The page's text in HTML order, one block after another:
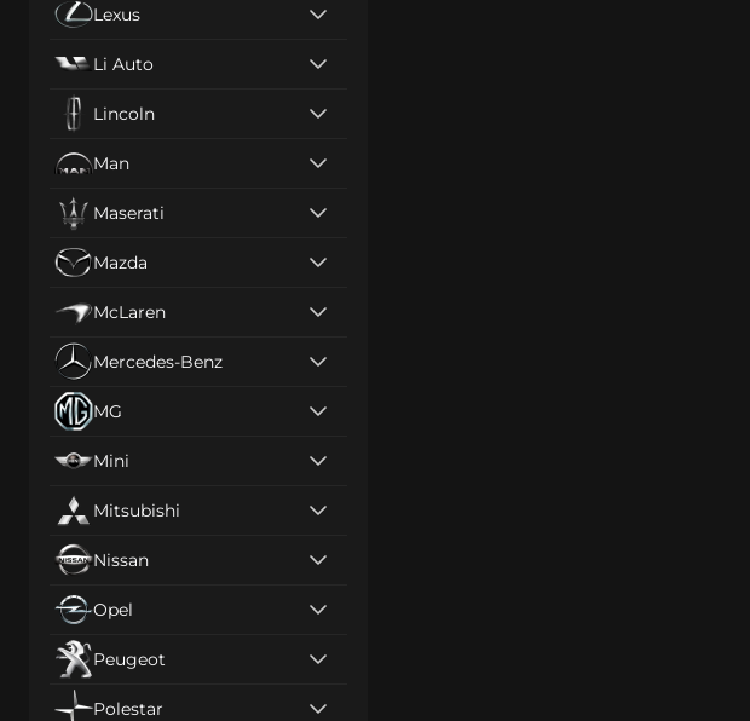
Lexus
Li Auto
Lincoln
Man
Maserati
Mazda
McLaren
Mercedes-Benz
MG
Mini
Mitsubishi
Nissan
Opel
Peugeot
Polestar